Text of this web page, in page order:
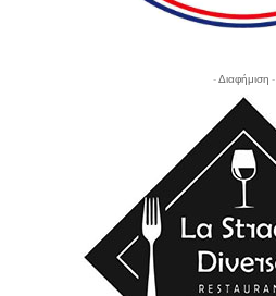
- Διαφήμιση -